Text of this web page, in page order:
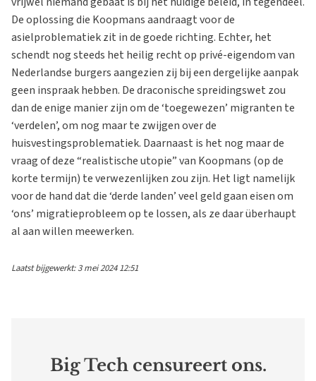
De oplossing die Koopmans aandraagt voor de
asielproblematiek zit in de goede richting. Echter, het
schendt nog steeds het heilig recht op privé-eigendom van
Nederlandse burgers aangezien zij bij een dergelijke aanpak
geen inspraak hebben. De draconische spreidingswet zou
dan de enige manier zijn om de ‘toegewezen’ migranten te
‘verdelen’, om nog maar te zwijgen over de
huisvestingsproblematiek. Daarnaast is het nog maar de
vraag of deze “realistische utopie” van Koopmans (op de
korte termijn) te verwezenlijken zou zijn. Het ligt namelijk
voor de hand dat die ‘derde landen’ veel geld gaan eisen om
‘ons’ migratieprobleem op te lossen, als ze daar überhaupt
al aan willen meewerken.
Laatst bijgewerkt: 3 mei 2024 12:51
Big Tech censureert ons.